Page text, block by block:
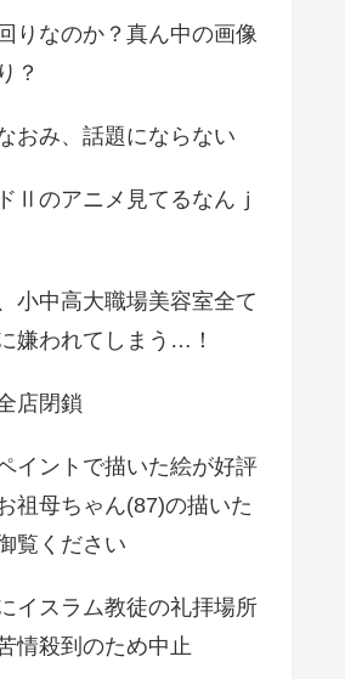
りなのか？真ん中の画像
？
おみ、話題にならない
Ⅱのアニメ見てるなんｊ
小中高大職場美容室全て
嫌われてしまう…！
店閉鎖
イントで描いた絵が好評
祖母ちゃん(87)の描いた
覧ください
イスラム教徒の礼拝場所
情殺到のため中止